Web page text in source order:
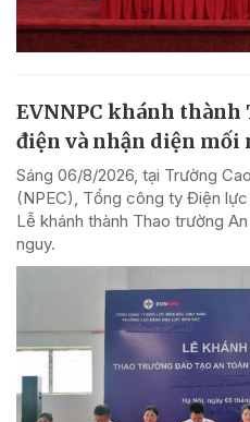
EVNNPC khánh thành
điện và nhận diện mối
Sáng 06/8/2026, tại Trường
(NPEC), Tổng công ty Điện
Lễ khánh thành Thao trường
nguy.